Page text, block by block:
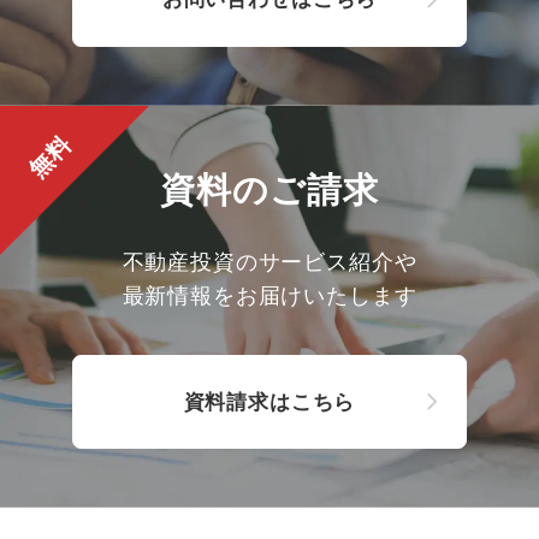
無料
資料のご請求
不動産投資のサービス紹介や
最新情報をお届けいたします
資料請求はこちら